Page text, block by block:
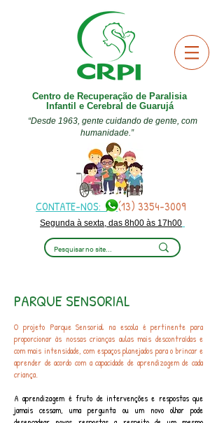
Centro de Recuperação de Paralisia
Infantil e Cerebral de Guarujá
“Desde 1963, gente cuidando de gente, com
humanidade.”
CONTATE-NOS:(13) 3354-3009
Segunda à sexta, das 8h00 às 17h00
PARQUE SENSORIAL
O projeto Parque Sensorial na escola é pertinente para
proporcionar às nossas crianças aulas mais descontraídas e
com mais intensidade, com espaços planejados para o brincar e
aprender de acordo com a capacidade de aprendizagem de cada
criança.
A aprendizagem é fruto de intervenções e respostas que
jamais cessam, uma pergunta ou um novo olhar pode